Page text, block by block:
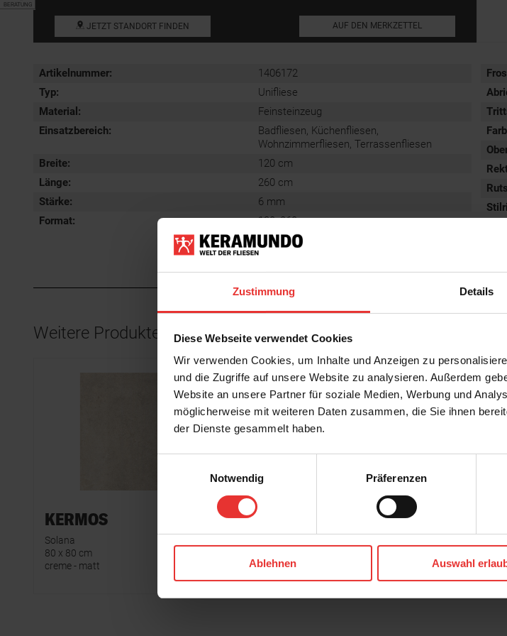
Zustimmung Details
Diese Webseite verwendet Cookies
Wir verwenden Cookies, um Inhalte und Anzeigen zu
und die Zugriffe auf unsere Website zu analysieren. Außerdem
Website an unsere Partner für soziale Medien, Werbung und
möglicherweise mit weiteren Daten zusammen, die Sie ihnen
der Dienste gesammelt haben.
Notwendig
Präferenzen
Ablehnen Auswahl
JETZT STANDORT FINDEN AUF DEN MERKZETTEL
Artikelnummer:
1406172
Typ:
Unifliese
Material:
Feinsteinzeug
Einsatzbereich:
Badfliesen, Küchenfliesen,
Wohnzimmerfliesen, Terrassenfliesen
Breite:
120 cm
Länge:
260 cm
Stärke:
6 mm
Format: 120x260 cm
Weitere Produkte aus der Serie
KERMOS
Solana
80 x 80 cm
creme - matt
taupe - matt
BERATUNG